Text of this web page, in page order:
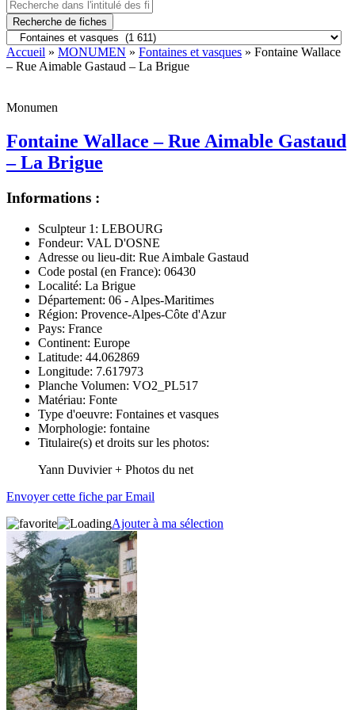
Recherche de fiches
Accueil » MONUMEN » Fontaines et vasques » Fontaine Wallace
– Rue Aimable Gastaud – La Brigue
Monumen
Fontaine Wallace – Rue Aimable Gastaud
– La Brigue
Informations :
Sculpteur 1: LEBOURG
Fondeur: VAL D'OSNE
Adresse ou lieu-dit: Rue Aimbale Gastaud
Code postal (en France): 06430
Localité: La Brigue
Département: 06 - Alpes-Maritimes
Région: Provence-Alpes-Côte d'Azur
Pays: France
Continent: Europe
Latitude: 44.062869
Longitude: 7.617973
Planche Volumen: VO2_PL517
Matériau: Fonte
Type d'oeuvre: Fontaines et vasques
Morphologie: fontaine
Titulaire(s) et droits sur les photos:
Yann Duvivier + Photos du net
Envoyer cette fiche par Email
Ajouter à ma sélection